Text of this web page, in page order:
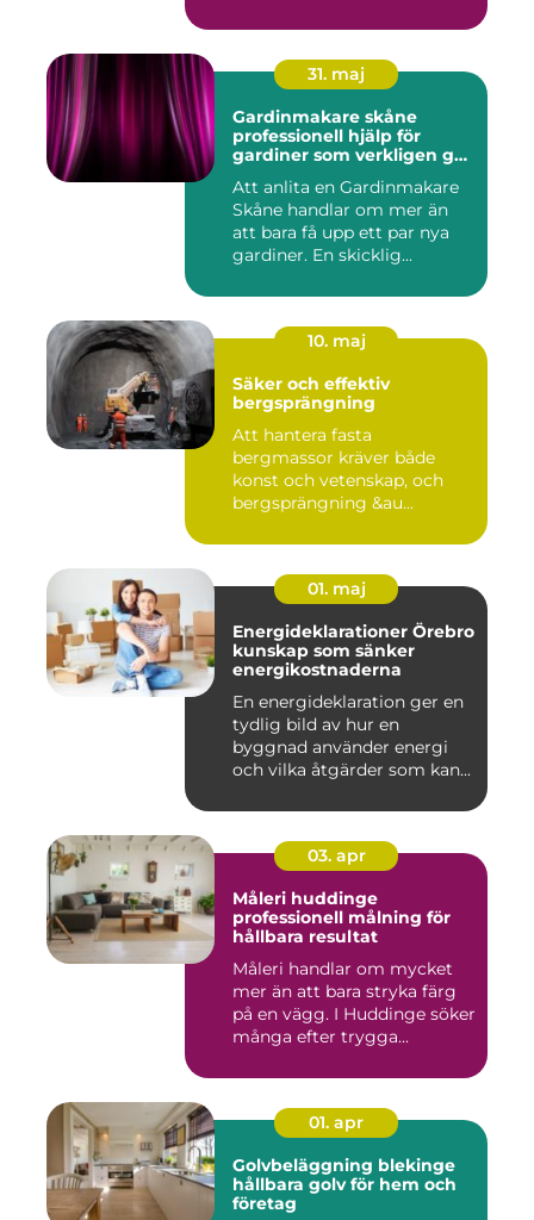
31. maj
Gardinmakare skåne
professionell hjälp för
gardiner som verkligen gör
Att anlita en Gardinmakare
Skåne handlar om mer än
att bara få upp ett par nya
gardiner. En skicklig...
10. maj
Säker och effektiv
bergsprängning
Att hantera fasta
bergmassor kräver både
konst och vetenskap, och
bergsprängning &au...
01. maj
Energideklarationer Örebro
kunskap som sänker
energikostnaderna
En energideklaration ger en
tydlig bild av hur en
byggnad använder energi
och vilka åtgärder som kan...
03. apr
Måleri huddinge
professionell målning för
hållbara resultat
Måleri handlar om mycket
mer än att bara stryka färg
på en vägg. I Huddinge söker
många efter trygga...
01. apr
Golvbeläggning blekinge
hållbara golv för hem och
företag